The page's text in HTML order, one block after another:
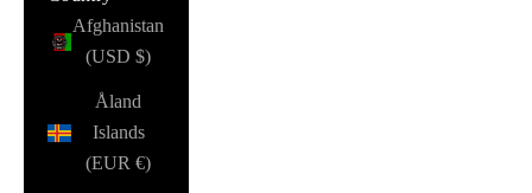
Afghanistan
(USD $)
Åland
Islands
(EUR €)